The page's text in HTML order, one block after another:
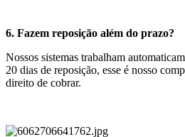
6. Fazem reposição além do prazo?
Nossos sistemas trabalham
20 dias de reposição, esse é nosso
direito de cobrar.